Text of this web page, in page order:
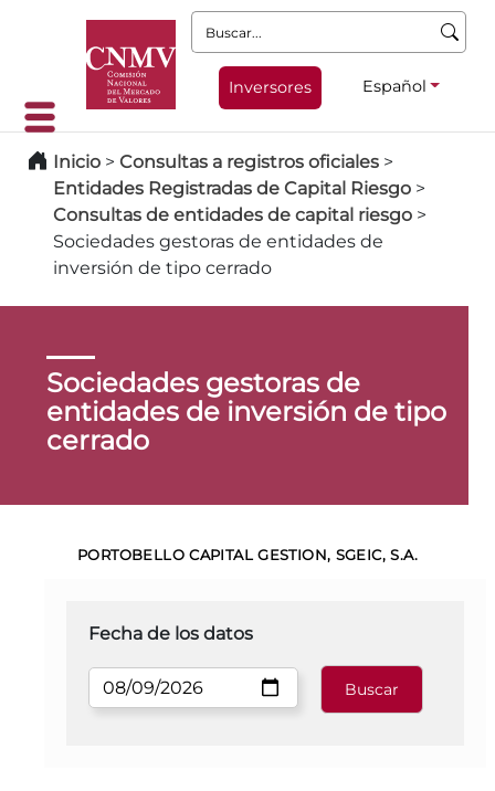
Buscar:
Inversores Español
Inicio > Consultas a registros oficiales >
Entidades Registradas de Capital Riesgo >
Consultas de entidades de capital riesgo >
Sociedades gestoras de entidades de
inversión de tipo cerrado
Sociedades gestoras de
entidades de inversión de tipo
cerrado
PORTOBELLO CAPITAL GESTION, SGEIC, S.A.
Fecha de los datos